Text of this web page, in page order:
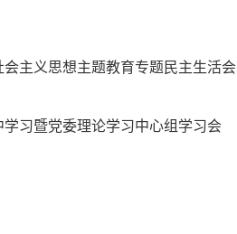
主义思想主题教育专题民主生活会
学习暨党委理论学习中心组学习会